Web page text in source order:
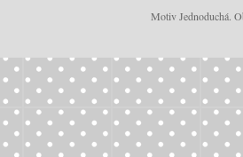
Motiv Jednoduchá.